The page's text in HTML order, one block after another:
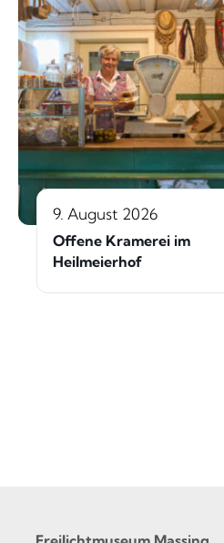
9. August 2026
Offene Kramerei im
Heilmeierhof